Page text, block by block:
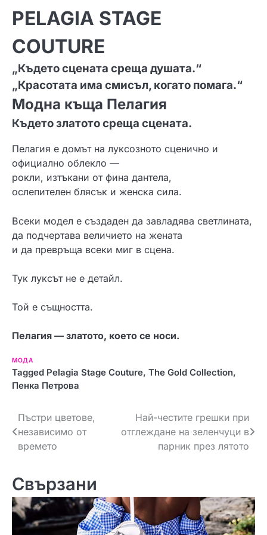
PELAGIA STAGE
COUTURE
„Където сцената среща душата.“
„Красотата има смисъл, когато помага.“
Модна къща Пелагия
Където златото среща сцената.
Пелагия е домът на луксозното сценично и
официално облекло —
рокли, изтъкани от фина дантела,
ослепителен блясък и женска сила.
Всеки модел е създаден да завладява светлината,
да подчертава величието на жената
и да превръща всеки миг в сцена.
Тук луксът не е детайл.
Той е същността.
Пелагия — златото, което се носи.
МОДА
Tagged Pelagia Stage Couture, The Gold Collection,
Пенка Петрова
Н
а
и
г
Пъстри цветове,
независимо от
времето
Най-честите грешки при
отглеждане на зеленчуци в
парник през лятото
Свързани